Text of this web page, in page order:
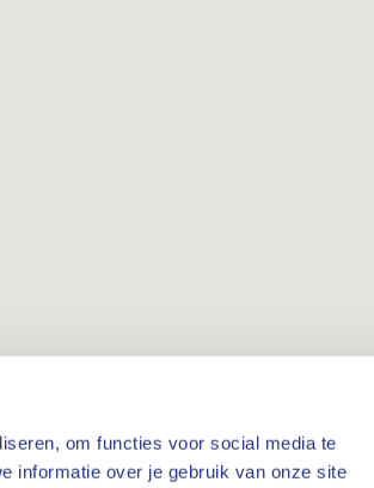
om functies voor social media te
informatie over je gebruik van onze site